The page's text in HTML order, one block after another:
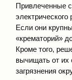
Привлеченные
Если они
«крематорий»
Кроме того,
вычищать от их
загрязнения